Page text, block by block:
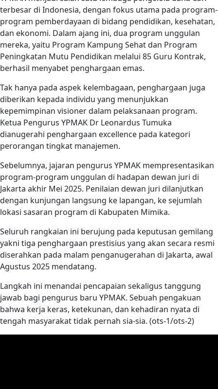
terbesar di Indonesia, dengan fokus utama pada program-
program pemberdayaan di bidang pendidikan, kesehatan,
dan ekonomi. Dalam ajang ini, dua program unggulan
mereka, yaitu Program Kampung Sehat dan Program
Peningkatan Mutu Pendidikan melalui 85 Guru Kontrak,
berhasil menyabet penghargaan emas.
Tak hanya pada aspek kelembagaan, penghargaan juga
diberikan kepada individu yang menunjukkan
kepemimpinan visioner dalam pelaksanaan program.
Ketua Pengurus YPMAK Dr Leonardus Tumuka
dianugerahi penghargaan excellence pada kategori
perorangan tingkat manajemen.
Sebelumnya, jajaran pengurus YPMAK mempresentasikan
program-program unggulan di hadapan dewan juri di
Jakarta akhir Mei 2025. Penilaian dewan juri dilanjutkan
dengan kunjungan langsung ke lapangan, ke sejumlah
lokasi sasaran program di Kabupaten Mimika.
Seluruh rangkaian ini berujung pada keputusan gemilang
yakni tiga penghargaan prestisius yang akan secara resmi
diserahkan pada malam penganugerahan di Jakarta, awal
Agustus 2025 mendatang.
Langkah ini menandai pencapaian sekaligus tanggung
jawab bagi pengurus baru YPMAK. Sebuah pengakuan
bahwa kerja keras, ketekunan, dan kehadiran nyata di
tengah masyarakat tidak pernah sia-sia. (ots-1/ots-2)